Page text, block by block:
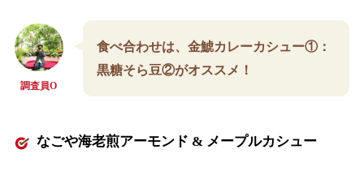
調査員O
食べ合わせは、金鯱カレーカシュー①：
黒糖そら豆②がオススメ！
なごや海老煎アーモンド & メープルカシュー